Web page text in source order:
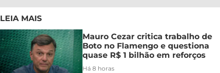
LEIA MAIS
Mauro Cezar critica trabalho de
Boto no Flamengo e questiona
quase R$ 1 bilhão em reforços
Há 8 horas